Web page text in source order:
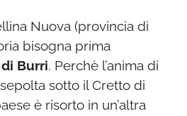
Nuova (provincia di
bisogna prima
Burri. Perchè l’anima di
sotto il Cretto di
è risorto in un’altra